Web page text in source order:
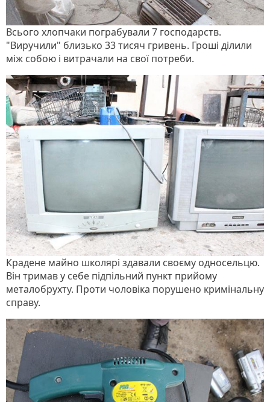
Всього хлопчаки пограбували 7 господарств.
"Виручили" близько 33 тисяч гривень. Гроші ділили
між собою і витрачали на свої потреби.
Крадене майно школярі здавали своєму односельцю.
Він тримав у себе підпільний пункт прийому
металобрухту. Проти чоловіка порушено кримінальну
справу.